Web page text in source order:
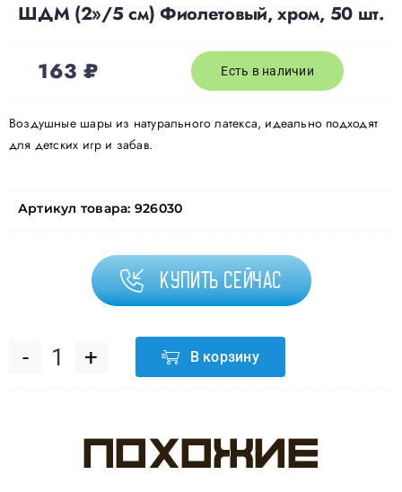
Политика конфиденциальности
ШДМ (2»/5 см) Фиолетовый, хром, 50 шт.
163 ₽ Есть в наличии
Воздушные шары из натурального латекса, идеально подходят
для детских игр и забав.
Артикул товара: 926030
Купить сейчас
Количество
ШДМ
В корзину
Похожие